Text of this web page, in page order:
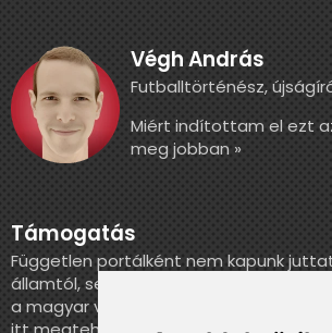
Végh András
Futballtörténész,
Miért indítottam el ezt
meg jobban »
Támogatás
Független portálként nem kapunk
államtól, sem más szervezettől. Ha
a magyar válogatott történelmének